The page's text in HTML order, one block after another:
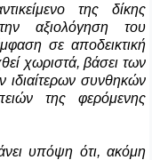
της δίκης
αξιολόγηση του
σε αποδεικτική
χωριστά, βάσει των
ιδιαίτερων συνθηκών
της φερόμενης
υπόψη ότι, ακόμη